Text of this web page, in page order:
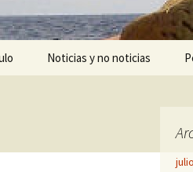
Noticias y no noticias